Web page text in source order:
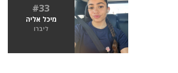
#33
מיכל אליה
ליברו